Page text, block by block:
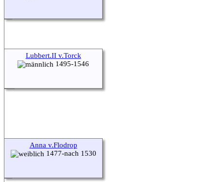
Lubbert.II v.Torck
1495-1546
Anna v.Flodrop
1477-nach 1530